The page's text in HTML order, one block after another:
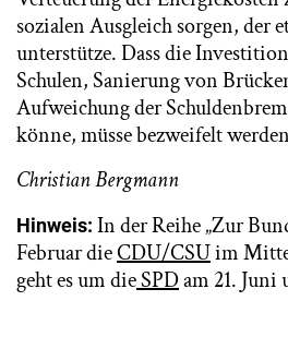
sozialen Ausgleich sorgen, der
unterstütze. Dass die
Schulen, Sanierung von
Aufweichung der
könne, müsse bezweifelt
Christian Bergmann
Hinweis: In der Reihe „Zur
Februar dieCDU/CSUim
geht es um dieSPDam 21. Juni